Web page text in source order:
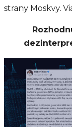
strany Moskvy.